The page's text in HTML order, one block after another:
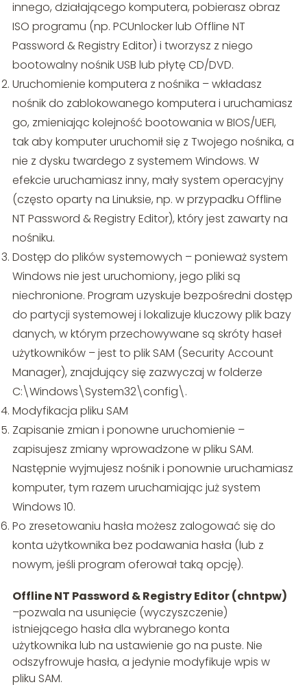
innego, działającego komputera, pobierasz obraz
ISO programu (np. PCUnlocker lub Offline NT
Password & Registry Editor) i tworzysz z niego
bootowalny nośnik USB lub płytę CD/DVD.
Uruchomienie komputera z nośnika – wkładasz
nośnik do zablokowanego komputera i uruchamiasz
go, zmieniając kolejność bootowania w BIOS/UEFI,
tak aby komputer uruchomił się z Twojego nośnika, a
nie z dysku twardego z systemem Windows. W
efekcie uruchamiasz inny, mały system operacyjny
(często oparty na Linuksie, np. w przypadku Offline
NT Password & Registry Editor), który jest zawarty na
nośniku.
Dostęp do plików systemowych – ponieważ system
Windows nie jest uruchomiony, jego pliki są
niechronione. Program uzyskuje bezpośredni dostęp
do partycji systemowej i lokalizuje kluczowy plik bazy
danych, w którym przechowywane są skróty haseł
użytkowników – jest to plik SAM (Security Account
Manager), znajdujący się zazwyczaj w folderze
C:\Windows\System32\config\.
Modyfikacja pliku SAM
Zapisanie zmian i ponowne uruchomienie –
zapisujesz zmiany wprowadzone w pliku SAM.
Następnie wyjmujesz nośnik i ponownie uruchamiasz
komputer, tym razem uruchamiając już system
Windows 10.
Po zresetowaniu hasła możesz zalogować się do
konta użytkownika bez podawania hasła (lub z
nowym, jeśli program oferował taką opcję).
Offline NT Password & Registry Editor (chntpw)
–pozwala na usunięcie (wyczyszczenie)
istniejącego hasła dla wybranego konta
użytkownika lub na ustawienie go na puste. Nie
odszyfrowuje hasła, a jedynie modyfikuje wpis w
pliku SAM.